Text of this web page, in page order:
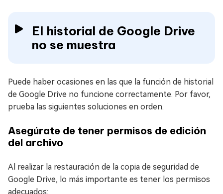
El historial de Google Drive
no se muestra
Puede haber ocasiones en las que la función de historial
de Google Drive no funcione correctamente. Por favor,
prueba las siguientes soluciones en orden.
Asegúrate de tener permisos de edición
del archivo
Al realizar la restauración de la copia de seguridad de
Google Drive, lo más importante es tener los permisos
adecuados: